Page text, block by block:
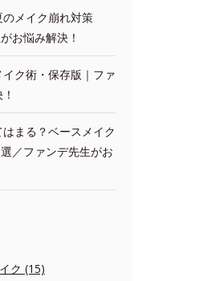
メイク崩れ対策
お悩み解決！
ク術・保存版｜ファ
はまる？ベースメイク
／ファンデ先生がお
ク (15)